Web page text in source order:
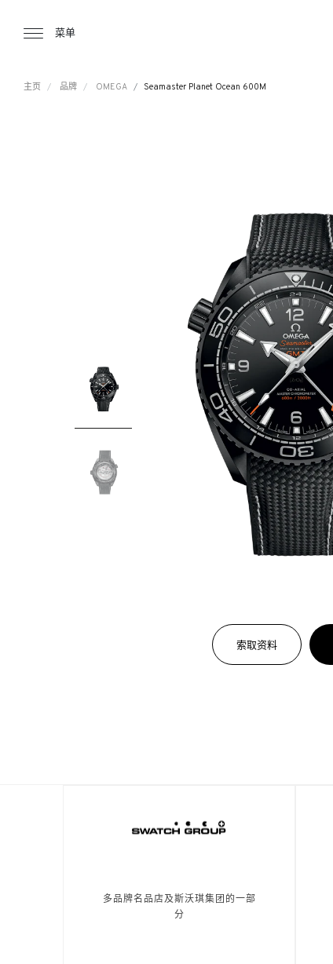
菜单
主页 品牌 OMEGA Seamaster Planet Ocean 600M
索取资料
多品牌名品店及斯沃琪集团的一部
分